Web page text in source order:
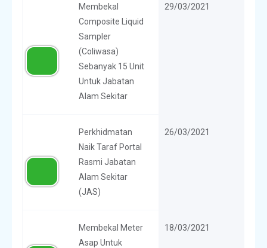
Membekal
Composite Liquid
Sampler
(Coliwasa)
Sebanyak 15 Unit
Untuk Jabatan
Alam Sekitar
29/03/2021
Perkhidmatan
Naik Taraf Portal
Rasmi Jabatan
Alam Sekitar
(JAS)
26/03/2021
Membekal Meter
Asap Untuk
18/03/2021